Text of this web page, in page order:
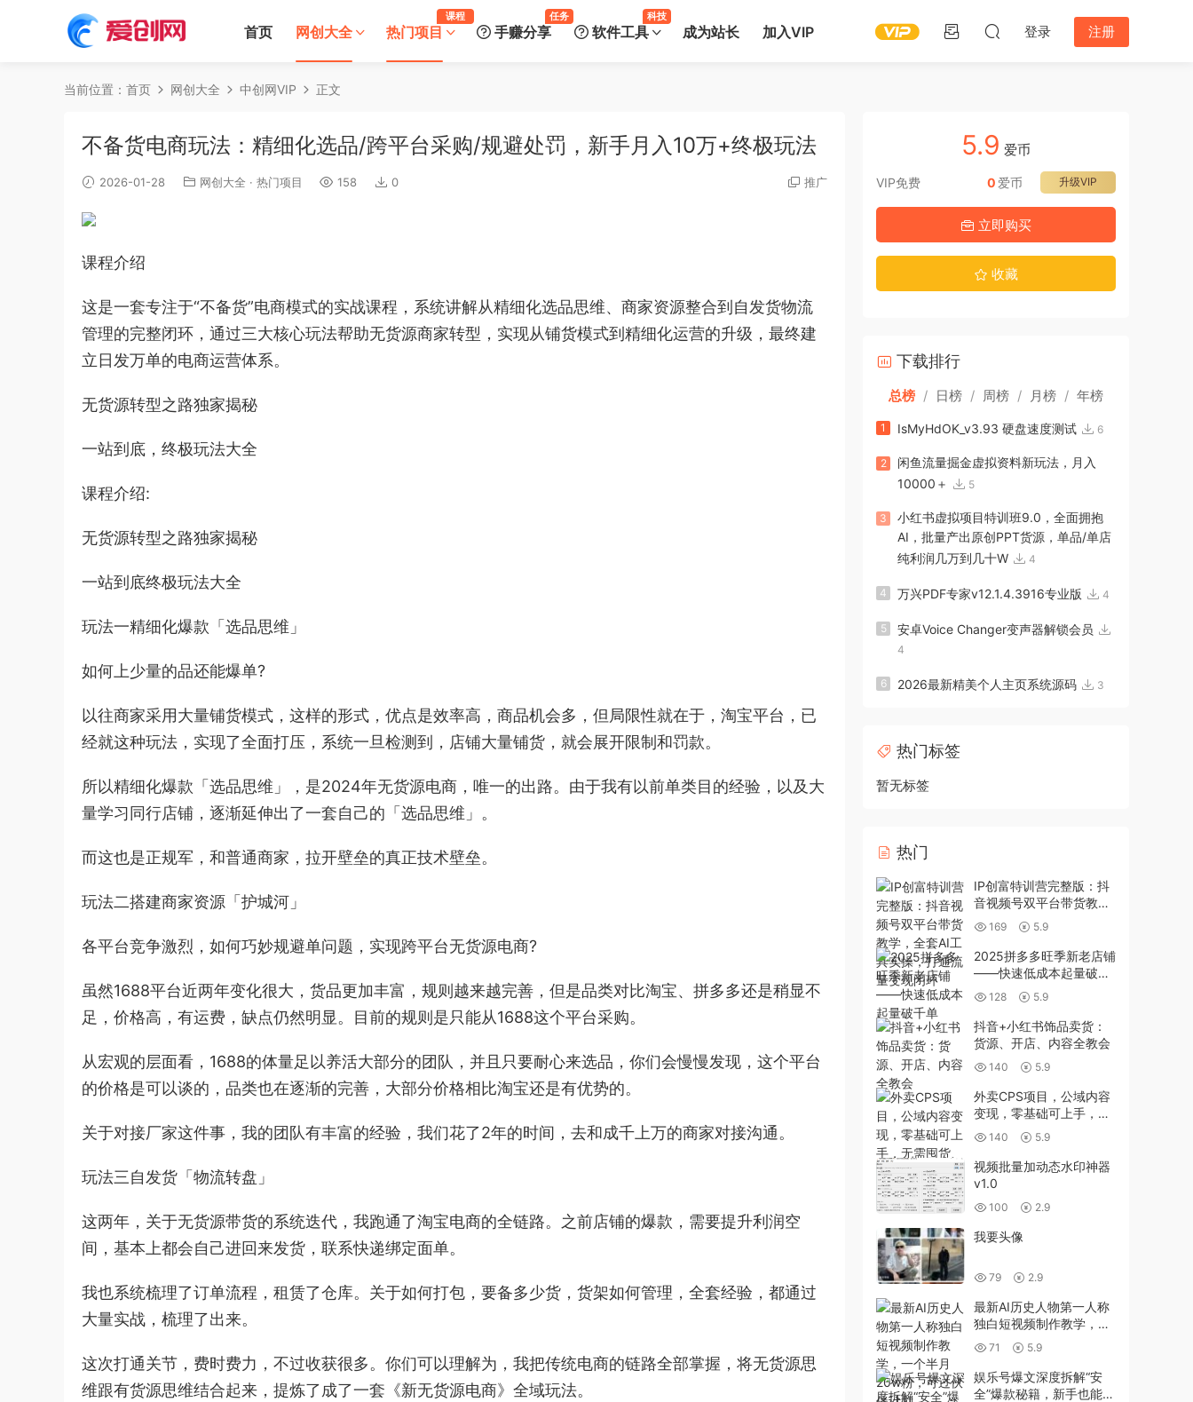
首页 网创大全 热门项目
课程
手赚分享
任务
软件工具
科技
成为站长 加入VIP 登录 注册
当前位置： 首页 网创大全 中创网VIP 正文
不备货电商玩法：精细化选品/跨平台采购/规避处罚，新手月入10万+终极玩法
2026-01-28 网创大全 · 热门项目 158 0 推广
课程介绍
这是一套专注于“不备货”电商模式的实战课程，系统讲解从精细化选品思维、商家资源整合到自发货物流
管理的完整闭环，通过三大核心玩法帮助无货源商家转型，实现从铺货模式到精细化运营的升级，最终建
立日发万单的电商运营体系。
无货源转型之路独家揭秘
一站到底，终极玩法大全
课程介绍:
无货源转型之路独家揭秘
一站到底终极玩法大全
玩法一精细化爆款「选品思维」
如何上少量的品还能爆单?
以往商家采用大量铺货模式，这样的形式，优点是效率高，商品机会多，但局限性就在于，淘宝平台，已
经就这种玩法，实现了全面打压，系统一旦检测到，店铺大量铺货，就会展开限制和罚款。
所以精细化爆款「选品思维」，是2024年无货源电商，唯一的出路。由于我有以前单类目的经验，以及大
量学习同行店铺，逐渐延伸出了一套自己的「选品思维」。
而这也是正规军，和普通商家，拉开壁垒的真正技术壁垒。
玩法二搭建商家资源「护城河」
各平台竞争激烈，如何巧妙规避单问题，实现跨平台无货源电商?
虽然1688平台近两年变化很大，货品更加丰富，规则越来越完善，但是品类对比淘宝、拼多多还是稍显不
足，价格高，有运费，缺点仍然明显。目前的规则是只能从1688这个平台采购。
从宏观的层面看，1688的体量足以养活大部分的团队，并且只要耐心来选品，你们会慢慢发现，这个平台
的价格是可以谈的，品类也在逐渐的完善，大部分价格相比淘宝还是有优势的。
关于对接厂家这件事，我的团队有丰富的经验，我们花了2年的时间，去和成千上万的商家对接沟通。
玩法三自发货「物流转盘」
这两年，关于无货源带货的系统迭代，我跑通了淘宝电商的全链路。之前店铺的爆款，需要提升利润空
间，基本上都会自己进回来发货，联系快递绑定面单。
我也系统梳理了订单流程，租赁了仓库。关于如何打包，要备多少货，货架如何管理，全套经验，都通过
大量实战，梳理了出来。
这次打通关节，费时费力，不过收获很多。你们可以理解为，我把传统电商的链路全部掌握，将无货源思
维跟有货源思维结合起来，提炼了成了一套《新无货源电商》全域玩法。
5.9 爱币
VIP免费 升级VIP
0 爱币
立即购买
收藏
下载排行
总榜 / 日榜 / 周榜 / 月榜 / 年榜
1 IsMyHdOK_v3.93 硬盘速度测试 6
2
闲鱼流量掘金虚拟资料新玩法，月入
10000＋
5
3
小红书虚拟项目特训班9.0，全面拥抱
AI，批量产出原创PPT货源，单品/单店
纯利润几万到几十W
4
4 万兴PDF专家v12.1.4.3916专业版 4
5 安卓Voice Changer变声器解锁会员
4
6 2026最新精美个人主页系统源码 3
热门标签
暂无标签
热门
IP创富特训营完整版：抖
音视频号双平台带货教
学，全套AI工具实操，打
通流量变现闭环
169 5.9
2025拼多多旺季新老店铺
——快速低成本起量破千
单 128 5.9
抖音+小红书饰品卖货：
货源、开店、内容全教会
140 5.9
外卖CPS项目，公域内容
变现，零基础可上手，无
需囤货、不用发货、不必
露脸、纯佣变现
140 5.9
视频批量加动态水印神器
v1.0
100 2.9
我要头像
79 2.9
最新AI历史人物第一人称
独白短视频制作教学，一
个半月20w粉，可过伙伴
计划
71 5.9
娱乐号爆文深度拆解“安
全”爆款秘籍，新手也能轻